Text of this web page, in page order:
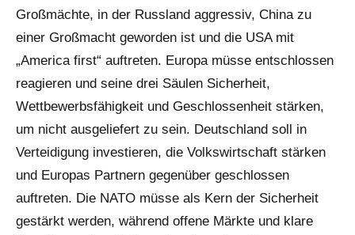
Großmächte, in der Russland aggressiv, China zu
einer Großmacht geworden ist und die USA mit
„America first“ auftreten. Europa müsse entschlossen
reagieren und seine drei Säulen Sicherheit,
Wettbewerbsfähigkeit und Geschlossenheit stärken,
um nicht ausgeliefert zu sein. Deutschland soll in
Verteidigung investieren, die Volkswirtschaft stärken
und Europas Partnern gegenüber geschlossen
auftreten. Die NATO müsse als Kern der Sicherheit
gestärkt werden, während offene Märkte und klare